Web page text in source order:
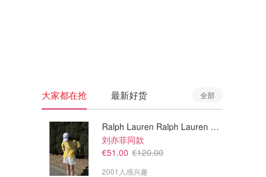
大家都在抢 最新好货 全部
Ralph Lauren Ralph Lauren 男童亚麻衬衫
刘亦菲同款
€51.00 €120.00
2001人感兴趣